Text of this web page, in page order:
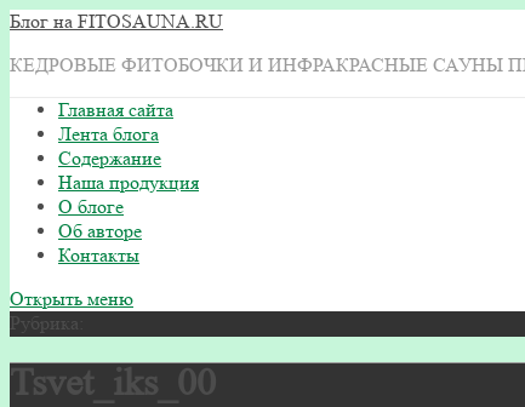
Блог на FITOSAUNA.RU
КЕДРОВЫЕ ФИТОБОЧКИ И ИНФРАКРАСНЫЕ САУНЫ
Главная сайта
Лента блога
Содержание
Наша продукция
О блоге
Об авторе
Контакты
Открыть меню
Рубрика:
Tsvet_iks_00